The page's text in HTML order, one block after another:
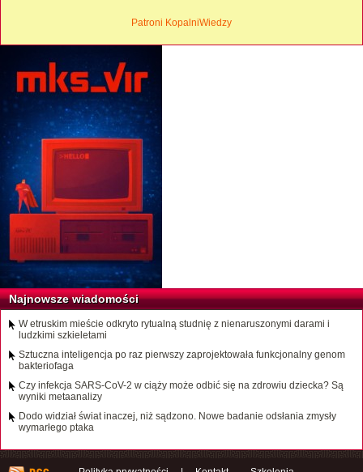
Patroni KopalniWiedzy
Najnowsze wiadomości
W etruskim mieście odkryto rytualną studnię z nienaruszonymi darami i
ludzkimi szkieletami
Sztuczna inteligencja po raz pierwszy zaprojektowała funkcjonalny genom
bakteriofaga
Czy infekcja SARS-CoV-2 w ciąży może odbić się na zdrowiu dziecka? Są
wyniki metaanalizy
Dodo widział świat inaczej, niż sądzono. Nowe badanie odsłania zmysły
wymarłego ptaka